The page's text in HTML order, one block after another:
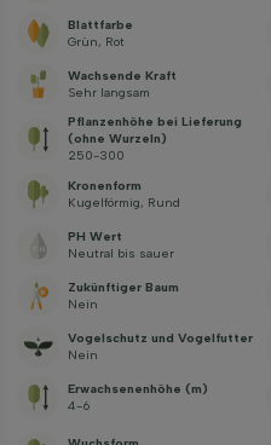
Blattfarbe
Grün, Rot
Wachsende Kraft
Sehr langsam
Pflanzenhöhe bei Lieferung
(ohne Wurzeln)
250-300
Kronenform
Kugelförmig, Rund
PH Wert
Neutral bis sauer
Zukünftiger Baum
Nein
Vogelschutz und Vogelfutter
Nein
Erwachsenenhöhe (m)
4-6